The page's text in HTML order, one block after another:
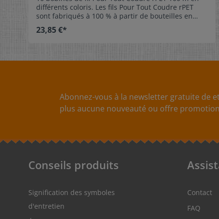
différents coloris. Les fils Pour Tout Coudre rPET
sont fabriqués à 100 % à partir de bouteilles en
PET recyclées. Le set est disponible en trois lots de
coloris assortis. Art. 731138 Col. 1 (Gütermann)
Coudre rPET 100 m Dimensions 197 x 65 x 25 mm
23,85 €*
Abonnez-vous à la newsletter gratuite de
plus aucune nouveauté ou offre
Conseils produits
Signification des symboles
d'entretien
Contact
FAQ